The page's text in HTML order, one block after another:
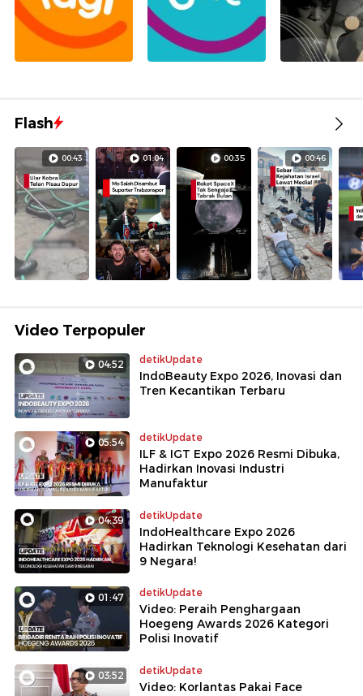
Flash
00:43 01:04 00:35 00:46
Video Terpopuler
04:52 detikUpdate
IndoBeauty Expo 2026, Inovasi dan
Tren Kecantikan Terbaru
05:54 detikUpdate
ILF & IGT Expo 2026 Resmi Dibuka,
Hadirkan Inovasi Industri
Manufaktur
04:39 detikUpdate
IndoHealthcare Expo 2026
Hadirkan Teknologi Kesehatan dari
9 Negara!
01:47 detikUpdate
Video: Peraih Penghargaan
Hoegeng Awards 2026 Kategori
Polisi Inovatif
03:52 detikUpdate
Video: Korlantas Pakai Face